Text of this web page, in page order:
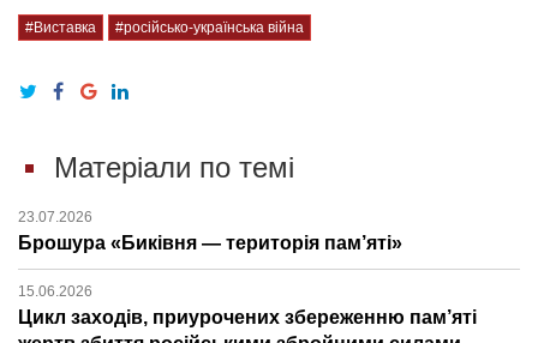
#Виставка #російсько-українська війна
Матеріали по темі
23.07.2026
Брошура «Биківня — територія пам’яті»
15.06.2026
Цикл заходів, приурочених збереженню пам’яті